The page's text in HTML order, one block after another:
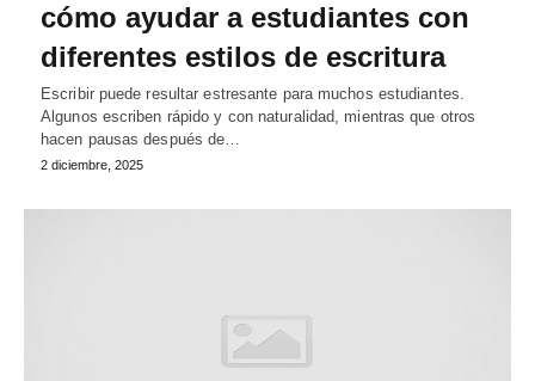
cómo ayudar a estudiantes con
diferentes estilos de escritura
Escribir puede resultar estresante para muchos estudiantes.
Algunos escriben rápido y con naturalidad, mientras que otros
hacen pausas después de…
2 diciembre, 2025